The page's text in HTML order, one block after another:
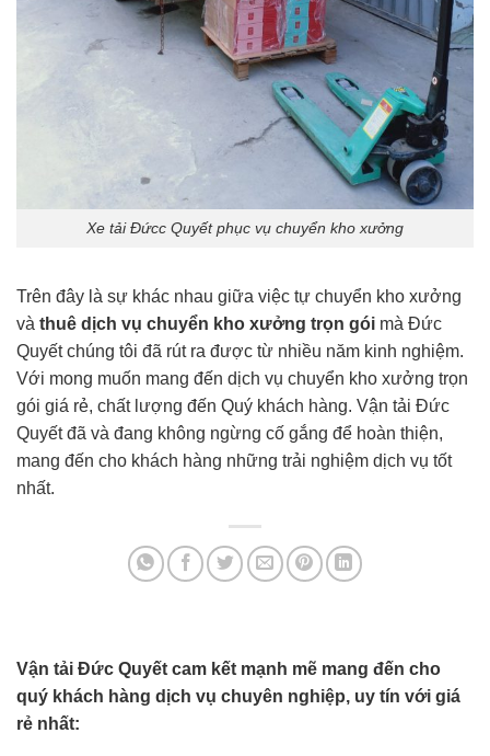
Xe tải Đứcc Quyết phục vụ chuyển kho xưởng
Trên đây là sự khác nhau giữa việc tự chuyển kho xưởng
và thuê dịch vụ chuyển kho xưởng trọn gói mà Đức
Quyết chúng tôi đã rút ra được từ nhiều năm kinh nghiệm.
Với mong muốn mang đến dịch vụ chuyển kho xưởng trọn
gói giá rẻ, chất lượng đến Quý khách hàng. Vận tải Đức
Quyết đã và đang không ngừng cố gắng để hoàn thiện,
mang đến cho khách hàng những trải nghiệm dịch vụ tốt
nhất.
Vận tải Đức Quyết cam kết mạnh mẽ mang đến cho
quý khách hàng dịch vụ chuyên nghiệp, uy tín với giá
rẻ nhất: